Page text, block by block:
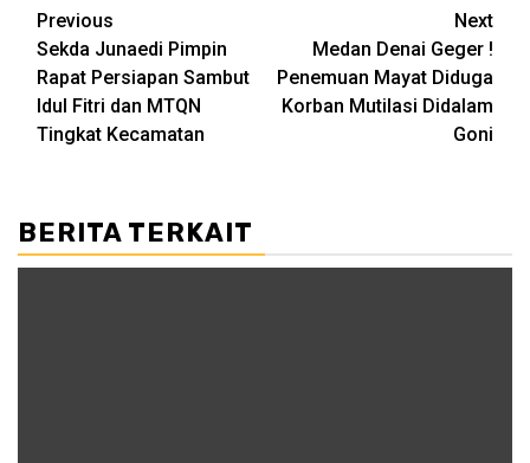
Post
navigation
Previous
Sekda Junaedi Pimpin
Rapat Persiapan Sambut
Idul Fitri dan MTQN
Tingkat Kecamatan
Next
Medan Denai Geger !
Penemuan Mayat Diduga
Korban Mutilasi Didalam
Goni
BERITA TERKAIT